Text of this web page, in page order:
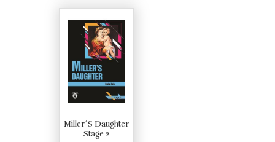
Miller´S Daughter
Stage 2